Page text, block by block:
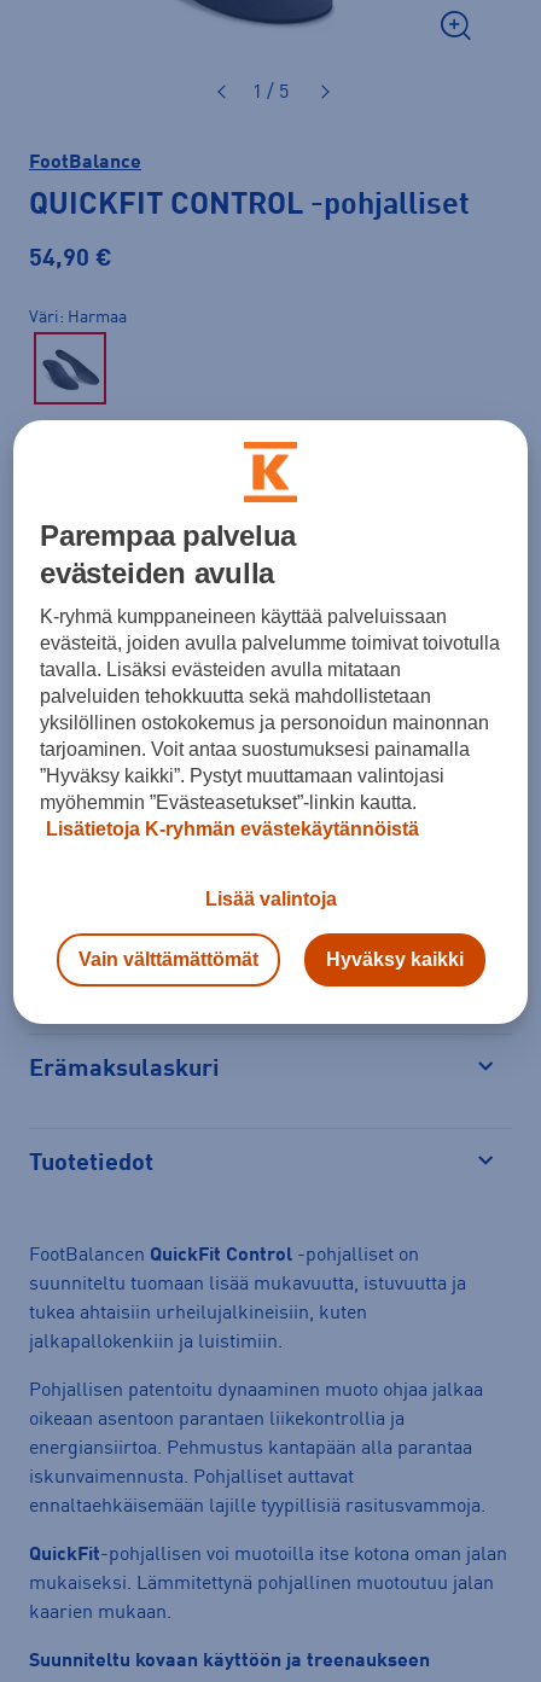
1 / 5
FootBalance
QUICKFIT CONTROL -pohjalliset
54,90 €
Väri Harmaa
41 - 42
Tarkista saatavuus ja tilaa myymälästä
Verkkokauppa: Ei saatavillaMyymälät: Saatavilla
Valitse koko nähdäksesi myymäläsaatavuuden.
Arvioitu toimitusaika 1-3 arkipäivää.
Tilaus- ja toimituskulut
Erämaksulaskuri
Tuotetiedot
FootBalancen QuickFit Control -pohjalliset on
suunniteltu tuomaan lisää mukavuutta, istuvuutta ja
tukea ahtaisiin urheilujalkineisiin, kuten
jalkapallokenkiin ja luistimiin.
Pohjallisen patentoitu dynaaminen muoto ohjaa jalkaa
oikeaan asentoon parantaen liikekontrollia ja
energiansiirtoa. Pehmustus kantapään alla parantaa
iskunvaimennusta. Pohjalliset auttavat
ennaltaehkäisemään lajille tyypillisiä rasitusvammoja.
QuickFit-pohjallisen voi muotoilla itse kotona oman jalan
mukaiseksi. Lämmitettynä pohjallinen muotoutuu jalan
kaarien mukaan.
Suunniteltu kovaan käyttöön ja treenaukseen
Parempaa palvelua
evästeiden avulla
K-ryhmä kumppaneineen käyttää palveluissaan
evästeitä, joiden avulla palvelumme toimivat toivotulla
tavalla. Lisäksi evästeiden avulla mitataan
palveluiden tehokkuutta sekä mahdollistetaan
yksilöllinen ostokokemus ja personoidun mainonnan
tarjoaminen. Voit antaa suostumuksesi painamalla
”Hyväksy kaikki”. Pystyt muuttamaan valintojasi
myöhemmin ”Evästeasetukset”-linkin kautta.
Lisätietoja K-ryhmän evästekäytännöistä
Lisää valintoja
Vain välttämättömät Hyväksy kaikki